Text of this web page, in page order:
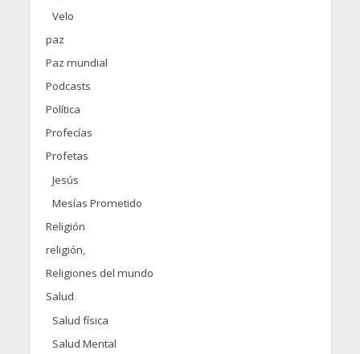
Velo
paz
Paz mundial
Podcasts
Política
Profecías
Profetas
Jesús
Mesías Prometido
Religión
religión,
Religiones del mundo
Salud
Salud física
Salud Mental